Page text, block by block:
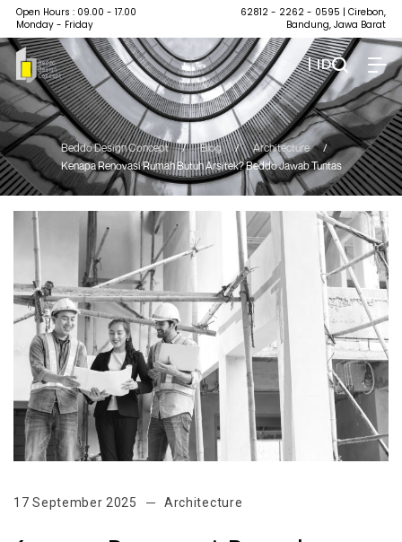
Open Hours : 09.00 - 17.00
Monday - Friday
62812 - 2262 - 0595 | Cirebon,
Bandung, Jawa Barat
| ID
Beddo Design Concept / Blog / Architecture
/
Kenapa Renovasi Rumah Butuh Arsitek? Beddo Jawab Tuntas
17 September 2025 Architecture